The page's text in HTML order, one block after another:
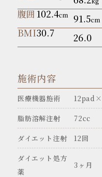
腹囲102.4cm 91.5cm
BMI30.7 26.0
施術内容
医療機器施術
脂肪溶解注射 72cc
ダイエット注射 12回
ダイエット処方
薬
3ヶ月